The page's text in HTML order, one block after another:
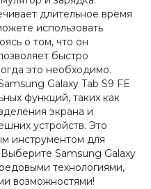
длительное время
использовать
о том, что он
быстро
это необходимо.
Galaxy Tab S9 FE
функций, таких как
экрана и
устройств. Это
инструментом для
Samsung Galaxy
технологиями,
возможностями!